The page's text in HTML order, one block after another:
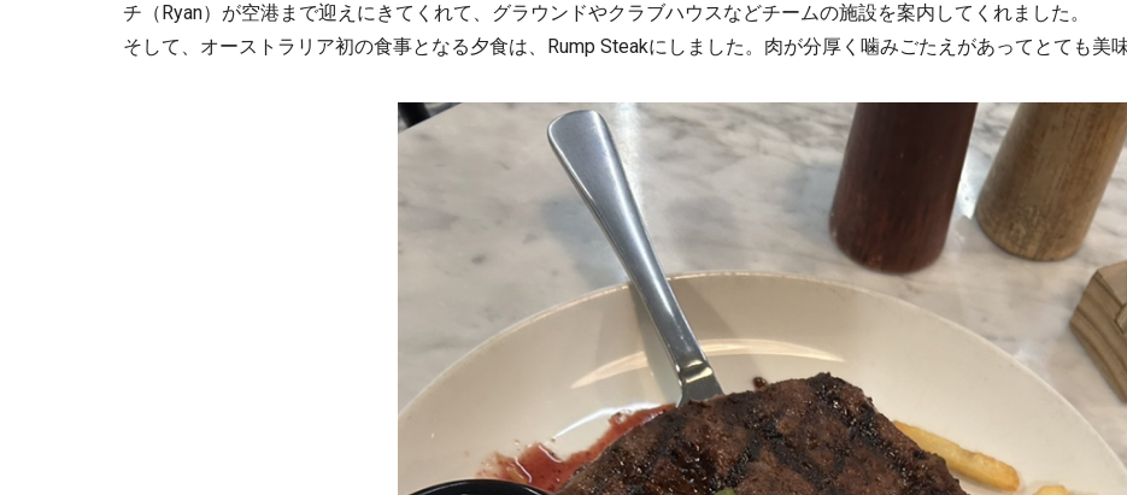
チ（Ryan）が空港まで迎えにきてくれて、グラウンドやクラブハウスなどチームの施設を案内してくれました。
そして、オーストラリア初の食事となる夕食は、Rump Steakにしました。肉が分厚く噛みごたえがあってとても美